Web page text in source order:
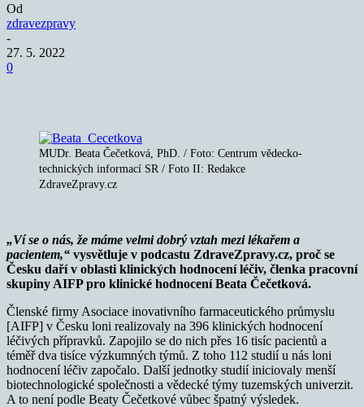
Od
zdravezpravy
-
27. 5. 2022
0
MUDr. Beata Čečetková, PhD. / Foto: Centrum vědecko-
technických informací SR / Foto II: Redakce
ZdraveZpravy.cz
„Ví se o nás, že máme velmi dobrý vztah mezi lékařem a
pacientem,“ vysvětluje v podcastu ZdraveZpravy.cz, proč se
Česku daří v oblasti klinických hodnocení léčiv, členka pracovní
skupiny AIFP pro klinické hodnocení Beata Čečetková.
Členské firmy Asociace inovativního farmaceutického průmyslu
[AIFP] v Česku loni realizovaly na 396 klinických hodnocení
léčivých přípravků. Zapojilo se do nich přes 16 tisíc pacientů a
téměř dva tisíce výzkumných týmů. Z toho 112 studií u nás loni
hodnocení léčiv započalo. Další jednotky studií iniciovaly menší
biotechnologické společnosti a vědecké týmy tuzemských univerzit.
A to není podle Beaty Čečetkové vůbec špatný výsledek.